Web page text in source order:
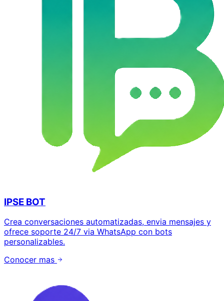
IPSE BOT
Crea conversaciones automatizadas, envia mensajes y
ofrece soporte 24/7 via WhatsApp con bots
personalizables.
Conocer mas